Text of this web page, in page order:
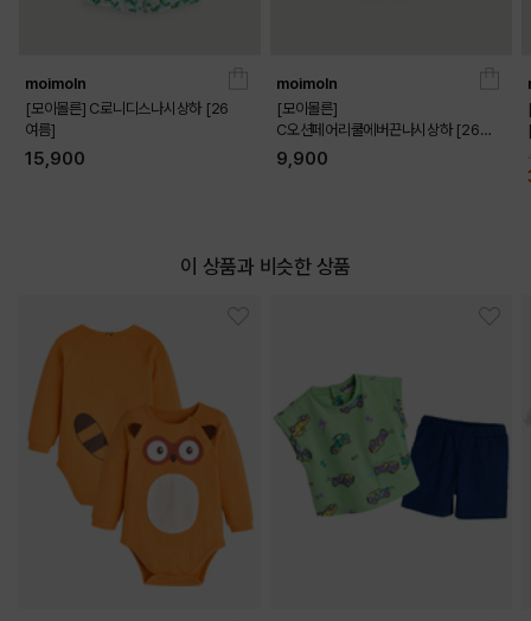
COLOR
YELLOW
moimoln
[모이몰른] C로니디스나시상하 [26
여름]
15,900
moimoln
[모이몰른]
C오션페어리쿨에버끈나시상하 [26
여름]
9,900
이 상품과 비슷한 상품